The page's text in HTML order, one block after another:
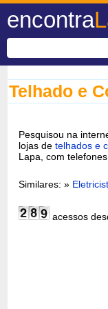
encontra
Telhado e
Pesquisou na
lojas detelhados e
Lapa, com
Similares: »
acessos